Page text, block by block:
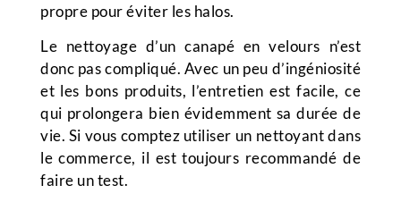
propre pour éviter les halos.
Le nettoyage d’un canapé en velours n’est
donc pas compliqué. Avec un peu d’ingéniosité
et les bons produits, l’entretien est facile, ce
qui prolongera bien évidemment sa durée de
vie. Si vous comptez utiliser un nettoyant dans
le commerce, il est toujours recommandé de
faire un test.